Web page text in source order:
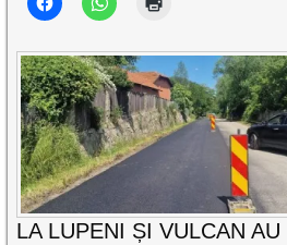
LA LUPENI ȘI VULCAN AU